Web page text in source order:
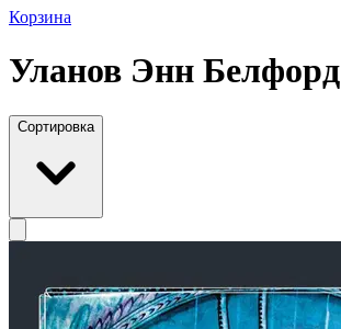
Корзина
Уланов Энн Белфорд
Сортировка